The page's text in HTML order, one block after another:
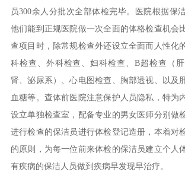
员300余人分批次全部体检完毕。医院根据保
他们能到正规医院做一次全面的体格检查机会
查项目时，除常规检查外还设立全面而人性化
科检查、外科检查、妇科检查、B超检查（
肾、泌尿系）、心电图检查、胸部透视、以及
血糖等。查体前医院注意保护人员隐私，特为
设立单独检查室，配备专业的男女医师分别做
进行检查的保洁员进行体检登记造册，本着对
的原则，为每一位前来体检的保洁员建立个人
有疾病的保洁人员做到疾病早发现早治疗。